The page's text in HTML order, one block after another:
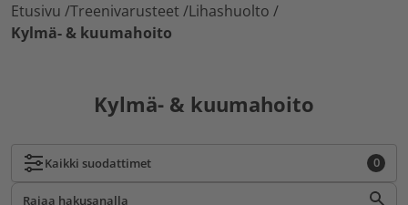
pohkeissa tai jalkapohjissa.
Etusivu /Treenivarusteet /Lihashuolto /
Kylmä- & kuumahoito
Kylmä- & kuumahoito
Kaikki suodattimet 0